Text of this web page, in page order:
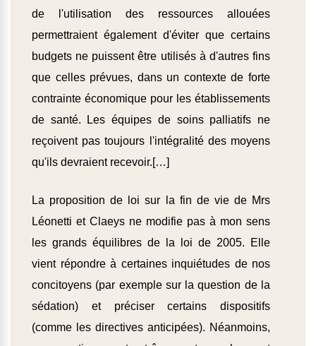
de l'utilisation des ressources allouées
permettraient également d'éviter que certains
budgets ne puissent être utilisés à d'autres fins
que celles prévues, dans un contexte de forte
contrainte économique pour les établissements
de santé. Les équipes de soins palliatifs ne
reçoivent pas toujours l'intégralité des moyens
qu'ils devraient recevoir.[…]
La proposition de loi sur la fin de vie de Mrs
Léonetti et Claeys ne modifie pas à mon sens
les grands équilibres de la loi de 2005. Elle
vient répondre à certaines inquiétudes de nos
concitoyens (par exemple sur la question de la
sédation) et préciser certains dispositifs
(comme les directives anticipées). Néanmoins,